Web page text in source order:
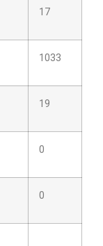
17
1033
19
0
0